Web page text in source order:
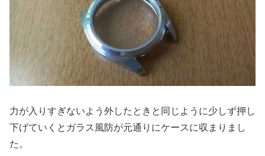
力が入りすぎないよう外したときと同じように少しず押し
下げていくとガラス風防が元通りにケースに収まりまし
た。